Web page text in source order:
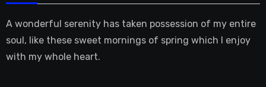
A wonderful serenity has taken possession of my entire
soul, like these sweet mornings of spring which I enjoy
with my whole heart.